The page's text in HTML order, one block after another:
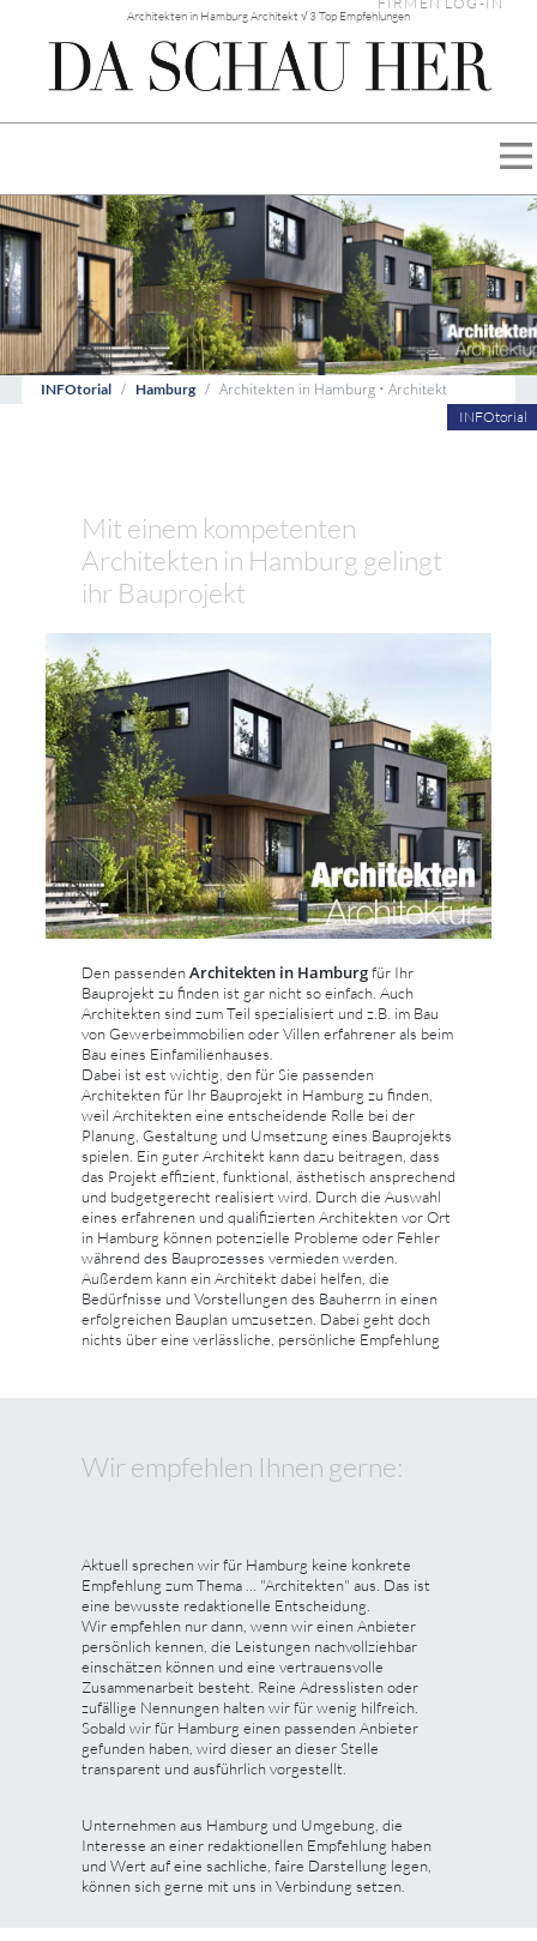
Architekten in Hamburg Architekt √ 3 Top Empfehlungen
INFOtorial Hamburg
Architekten in Hamburg • Architekt
INFOtorial
Mit einem kompetenten
Architekten in Hamburg gelingt
ihr Bauprojekt
Den passendenArchitekten in Hamburgfür Ihr
Bauprojekt zu finden ist gar nicht so einfach. Auch
Architekten sind zum Teil spezialisiert und z.B. im Bau
von Gewerbeimmobilien oder Villen erfahrener als beim
Bau eines Einfamilienhauses.
Dabei ist est wichtig, den für Sie passenden
Architekten für Ihr Bauprojekt in Hamburg zu finden,
weil Architekten eine entscheidende Rolle bei der
Planung, Gestaltung und Umsetzung eines Bauprojekts
spielen. Ein guter Architekt kann dazu beitragen, dass
das Projekt effizient, funktional, ästhetisch ansprechend
und budgetgerecht realisiert wird. Durch die Auswahl
eines erfahrenen und qualifizierten Architekten vor Ort
in Hamburg können potenzielle Probleme oder Fehler
während des Bauprozesses vermieden werden.
Außerdem kann ein Architekt dabei helfen, die
Bedürfnisse und Vorstellungen des Bauherrn in einen
erfolgreichen Bauplan umzusetzen. Dabei geht doch
nichts über eine verlässliche, persönliche Empfehlung
Wir empfehlen Ihnen gerne:
Aktuell sprechen wir für Hamburg keine konkrete
Empfehlung zum Thema ... "Architekten" aus. Das ist
eine bewusste redaktionelle Entscheidung.
Wir empfehlen nur dann, wenn wir einen Anbieter
persönlich kennen, die Leistungen nachvollziehbar
einschätzen können und eine vertrauensvolle
Zusammenarbeit besteht. Reine Adresslisten oder
zufällige Nennungen halten wir für wenig hilfreich.
Sobald wir für Hamburg einen passenden Anbieter
gefunden haben, wird dieser an dieser Stelle
transparent und ausführlich vorgestellt.
Unternehmen aus Hamburg und Umgebung, die
Interesse an einer redaktionellen Empfehlung haben
und Wert auf eine sachliche, faire Darstellung legen,
können sich gerne mit uns in Verbindung setzen.